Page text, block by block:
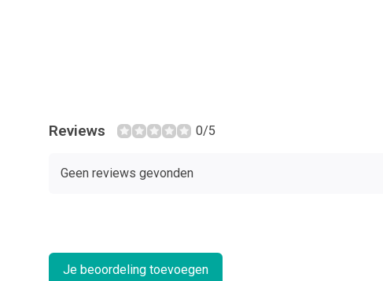
Reviews 0/5
Geen reviews gevonden
Je beoordeling toevoegen